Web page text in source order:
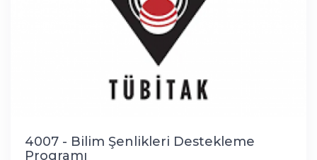
4007 - Bilim Şenlikleri Destekleme
Programı